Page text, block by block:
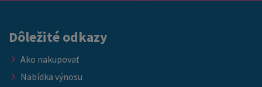
Dôležité odkazy
Ako nakupovať
Nabídka výnosu